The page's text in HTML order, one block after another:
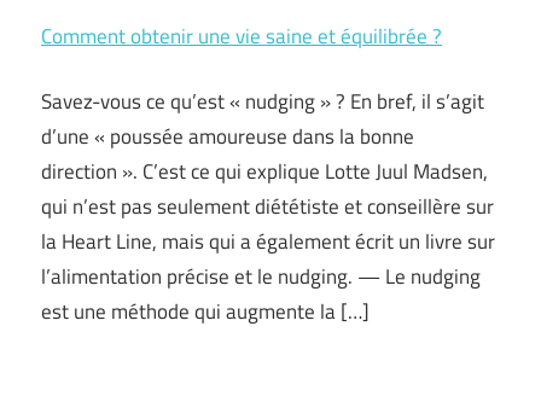
Comment obtenir une vie saine et équilibrée ?
Savez-vous ce qu’est « nudging » ? En bref, il s’agit
d’une « poussée amoureuse dans la bonne
direction ». C’est ce qui explique Lotte Juul Madsen,
qui n’est pas seulement diététiste et conseillère sur
la Heart Line, mais qui a également écrit un livre sur
l’alimentation précise et le nudging. — Le nudging
est une méthode qui augmente la […]